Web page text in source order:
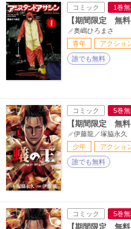
コミック 1巻
【期間限定 無
奥嶋ひろまさ
青年
アクショ
誰でも無料
コミック 5巻
【期間限定 無
伊藤龍／塚脇永久
少年
アクショ
誰でも無料
コミック 5巻
【期間限定 無